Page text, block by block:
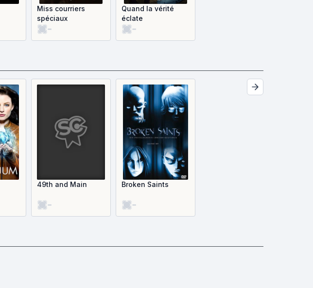
Miss courriers
spéciaux
-
Quand la vérité
éclate
-
49th and Main
-
Broken Saints
-